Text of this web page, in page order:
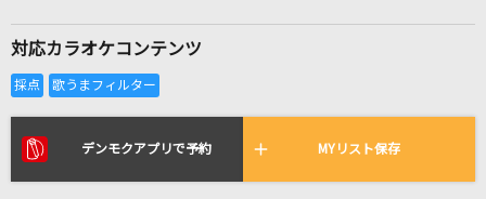
リアルタイムで歌われている曲の一覧
対応カラオケコンテンツ
デンモクアプリで予約 MYリスト保存